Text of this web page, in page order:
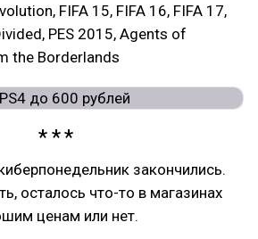
FIFA 15, FIFA 16, FIFA 17,
PES 2015, Agents of
the Borderlands
закончились.
осталось что-то в магазинах
ценам или нет.